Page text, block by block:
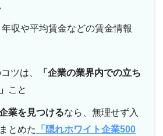
収や平均賃金などの賃金情報
ツは、
「企業の業界内での立ち
こと
業を見つけるなら、無理せず入
とめた
「隠れホワイト企業500